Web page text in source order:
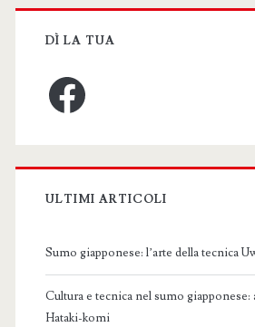
DÌ LA TUA
Facebook
ULTIMI ARTICOLI
Sumo giapponese: l’arte della tecnica
Cultura e tecnica nel sumo giapponese:
Hataki-komi